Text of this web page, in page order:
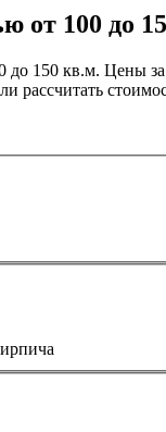
от 100 до
до 150 кв.м. Цены
рассчитать